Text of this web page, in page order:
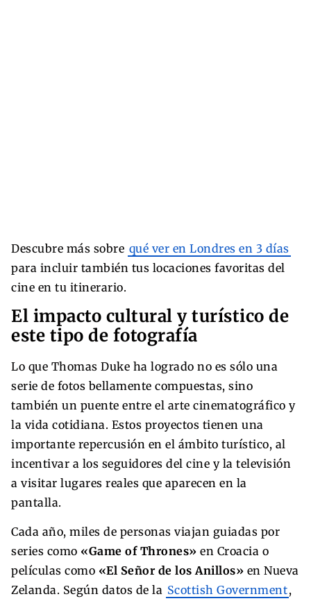
Descubre más sobre qué ver en Londres en 3 días
para incluir también tus locaciones favoritas del
cine en tu itinerario.
El impacto cultural y turístico de
este tipo de fotografía
Lo que Thomas Duke ha logrado no es sólo una
serie de fotos bellamente compuestas, sino
también un puente entre el arte cinematográfico y
la vida cotidiana. Estos proyectos tienen una
importante repercusión en el ámbito turístico, al
incentivar a los seguidores del cine y la televisión
a visitar lugares reales que aparecen en la
pantalla.
Cada año, miles de personas viajan guiadas por
series como «Game of Thrones» en Croacia o
películas como «El Señor de los Anillos» en Nueva
Zelanda. Según datos de la Scottish Government,